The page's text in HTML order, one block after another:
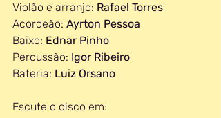
Violão e arranjo: Rafael Torres
Acordeão: Ayrton Pessoa
Baixo: Ednar Pinho
Percussão: Igor Ribeiro
Bateria: Luiz Orsano
Escute o disco em: